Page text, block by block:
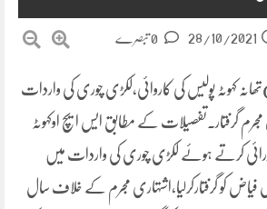
28/10/2021
کہوٹہ پولیس کی کاروائی،لکڑی چوری کی واردات
گرفتار۔تفصیلات کے مطابق ایس ایچ اوکہوٹہ
کرتے ہوئے لکڑی چوری کی واردات میں
کو گرفتارکرلیا،اشتہاری مجرم کے خلاف سال